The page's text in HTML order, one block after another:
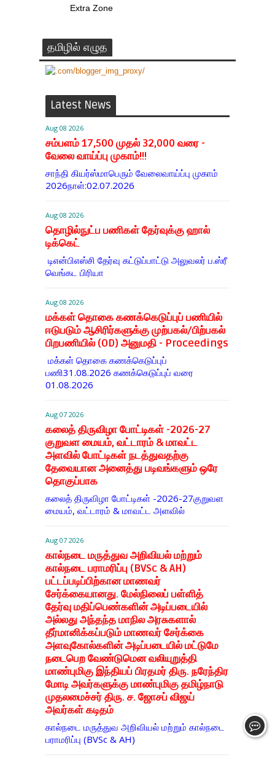
Extra Zone
தமிழில் எழுத
Latest News
Aug 08 2026
சம்பளம் 17,500 முதல் 32,000 வரை -
வேலை வாய்ப்பு முகாம்!!!
சாந்தி கியர்ஸ்மாபெரும் வேலைவாய்ப்பு முகாம்
2026நாள்:02.07.2026
Aug 08 2026
தொழில்நுட்ப பணிகள் தேர்வுக்கு ஹால் ​
டிக்கெட்
டிஎன்​பிஎஸ்சி தேர்வு கட்​டுப்​பாட்டு அலு​வலர் ப.ஸ்ரீ
வெங்கட பிரியா
Aug 08 2026
மக்கள் தொகை கணக்கெடுப்புப் பணியில்
ஈடுபடும் ஆசிரிர்களுக்கு முற்பகல்/பிற்பகல்
பிறபணியில் (OD) அனுமதி - Proceedings
மக்கள் தொகை கணக்கெடுப்புப்
பணி31.08.2026 கணக்கெடுப்புப் வரை
01.08.2026
Aug 07 2026
கலைத் திருவிழா போட்டிகள் -2026-27
குறுவள மையம், வட்டாரம் & மாவட்ட
அளவில் போட்டிகள் நடத்துவதற்கு
தேவையான அனைத்து படிவங்களும் ஒரே
தொகுப்பாக
கலைத் திருவிழா போட்டிகள் -2026-27குறுவள
மையம், வட்டாரம் & மாவட்ட அளவில்
Aug 07 2026
கால்நடை மருத்துவ அறிவியல் மற்றும்
கால்நடை பராமரிப்பு (BVSc & AH)
பட்டப்படிப்பிற்கான மாணவர்
சேர்க்கையானது. மேல்நிலைப் பள்ளித்
தேர்வு மதிப்பெண்களின் அடிப்படையில்
அல்லது அந்தந்த மாநில அரசுகளால்
தீர்மானிக்கப்படும் மாணவர் சேர்க்கை
அளவுகோல்களின் அடிப்படையில் மட்டுமே
நடைபெற வேண்டுமென வலியுறுத்தி
மாண்புமிகு இந்தியப் பிரதமர் திரு. நரேந்திர
மோடி அவர்களுக்கு மாண்புமிகு தமிழ்நாடு
முதலமைச்சர் திரு. ச. ஜோசப் விஜய்
அவர்கள் கடிதம்
கால்நடை மருத்துவ அறிவியல் மற்றும் கால்நடை
பராமரிப்பு (BVSc & AH)